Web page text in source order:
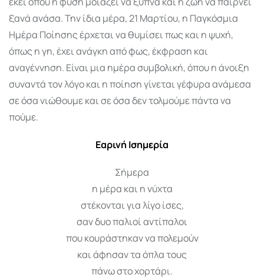
ξανά ανάσα. Την ίδια μέρα, 21 Μαρτίου, η Παγκόσμια
Ημέρα Ποίησης έρχεται να θυμίσει πως και η ψυχή,
όπως η γη, έχει ανάγκη από φως, έκφραση και
αναγέννηση. Είναι μια ημέρα συμβολική, όπου η άνοιξη
συναντά τον λόγο και η ποίηση γίνεται γέφυρα ανάμεσα
σε όσα νιώθουμε και σε όσα δεν τολμούμε πάντα να
πούμε.
Εαρινή Ισημερία
Σήμερα
η μέρα και η νύχτα
στέκονται για λίγο ίσες,
σαν δυο παλιοί αντίπαλοι
που κουράστηκαν να πολεμούν
και άφησαν τα όπλα τους
πάνω στο χορτάρι.